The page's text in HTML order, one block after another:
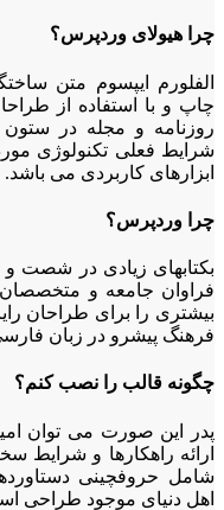
چرا هیولای وردپرس؟
الفلورم ایپسوم متن
چاپ و با استفاده از
روزنامه و مجله در
شرایط فعلی تکنولوژی
ابزارهای کاربردی می باشد.
چرا وردپرس؟
بکتابهای زیادی در شصت
فراوان جامعه و متخصصان
بیشتری را برای طراحان
فرهنگ پیشرو در زبان
چگونه قالب را نصب کنم؟
پدر این صورت می توان
ارائه راهکارها و شرایط
شامل حروفچینی
اهل دنیای موجود طراحی